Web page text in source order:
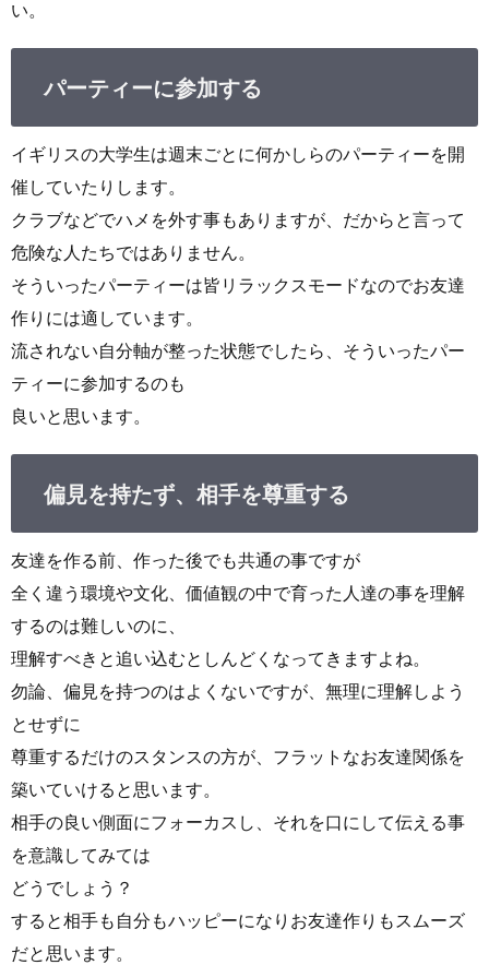
い。
パーティーに参加する
イギリスの大学生は週末ごとに何かしらのパーティーを開
催していたりします。
クラブなどでハメを外す事もありますが、だからと言って
危険な人たちではありません。
そういったパーティーは皆リラックスモードなのでお友達
作りには適しています。
流されない自分軸が整った状態でしたら、そういったパー
ティーに参加するのも
良いと思います。
偏見を持たず、相手を尊重する
友達を作る前、作った後でも共通の事ですが
全く違う環境や文化、価値観の中で育った人達の事を理解
するのは難しいのに、
理解すべきと追い込むとしんどくなってきますよね。
勿論、偏見を持つのはよくないですが、無理に理解しよう
とせずに
尊重するだけのスタンスの方が、フラットなお友達関係を
築いていけると思います。
相手の良い側面にフォーカスし、それを口にして伝える事
を意識してみては
どうでしょう？
すると相手も自分もハッピーになりお友達作りもスムーズ
だと思います。